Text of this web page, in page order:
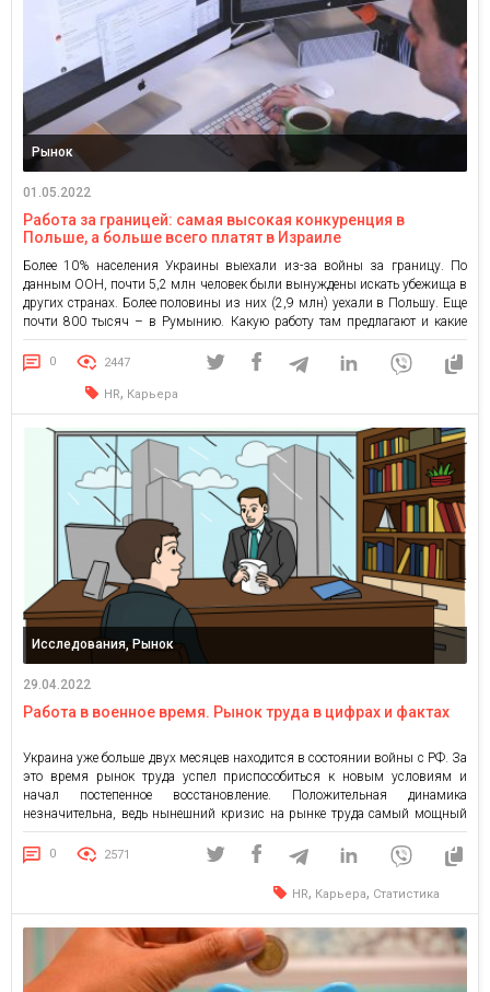
Рынок
01.05.2022
Работа за границей: самая высокая конкуренция в
Польше, а больше всего платят в Израиле
Более 10% населения Украины выехали из-за войны за границу. По
данным ООН, почти 5,2 млн человек были вынуждены искать убежища в
других странах. Более половины из них (2,9 млн) уехали в Польшу. Еще
почти 800 тысяч – в Румынию. Какую работу там предлагают и какие
страны еще рассматривают украинцы для трудоустройства, узнавали
аналитики сервиса OLX […]
0 2447
HR, Карьера
Исследования, Рынок
29.04.2022
Работа в военное время. Рынок труда в цифрах и фактах
Украина уже больше двух месяцев находится в состоянии войны с РФ. За
это время рынок труда успел приспособиться к новым условиям и
начал постепенное восстановление. Положительная динамика
незначительна, ведь нынешний кризис на рынке труда самый мощный
за последние 10 лет. Война послужила причиной появления новых
тенденций рынка труда, изменений в поведении как работодателей, так и
[…]
0 2571
HR, Карьера, Статистика